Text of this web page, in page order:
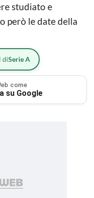
studiato e
però le date della
diSerie A
come
su Google